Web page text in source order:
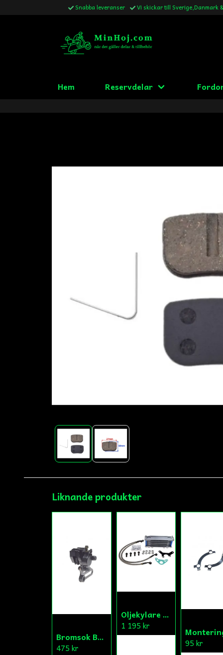
Snabba leveranser Vi skickar till Sverige,Danmark
Hem Reservdelar
Liknande produkter
Bromsok Bak Fiddy/Cross
475 kr
Oljekylare Universal Fiddy/Cross/ATV
1 195 kr
95 kr